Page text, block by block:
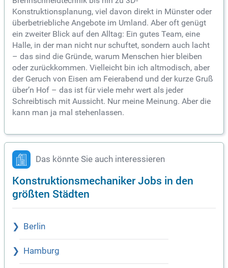
Konstruktionsplanung, viel davon direkt in Münster oder
überbetriebliche Angebote im Umland. Aber oft genügt
ein zweiter Blick auf den Alltag: Ein gutes Team, eine
Halle, in der man nicht nur schuftet, sondern auch lacht
– das sind die Gründe, warum Menschen hier bleiben
oder zurückkommen. Vielleicht bin ich altmodisch, aber
der Geruch von Eisen am Feierabend und der kurze Gruß
über’n Hof – das ist für viele mehr wert als jeder
Schreibtisch mit Aussicht. Nur meine Meinung. Aber die
kann man ja mal stehenlassen.
Das könnte Sie auch interessieren
Konstruktionsmechaniker Jobs in den
größten Städten
Berlin
Hamburg